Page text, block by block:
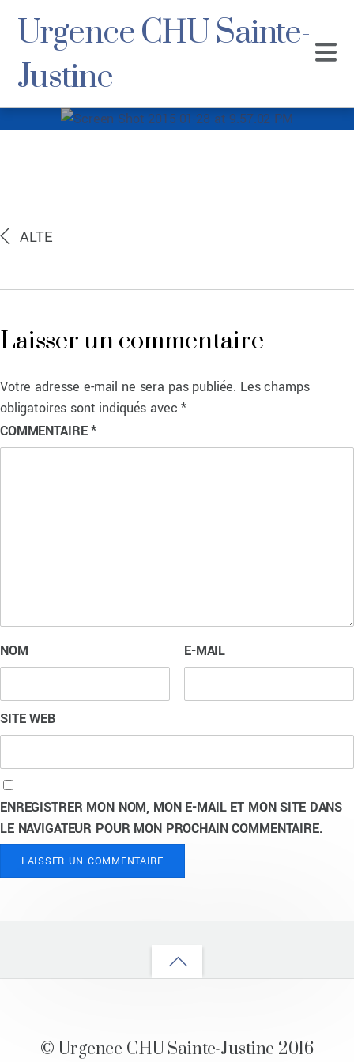
Urgence CHU Sainte-
Justine
ALTE
Laisser un commentaire
Votre adresse e-mail ne sera pas publiée. Les champs
obligatoires sont indiqués avec*
COMMENTAIRE*
NOM E-MAIL
SITE WEB
ENREGISTRER MON NOM, MON E-MAIL ET MON SITE DANS
LE NAVIGATEUR POUR MON PROCHAIN COMMENTAIRE.
Back
© Urgence CHU Sainte-Justine 2016